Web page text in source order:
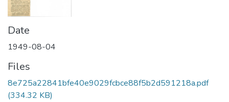
Date
1949-08-04
Files
8e725a22841bfe40e9029fcbce88f5b2d591218a.pdf
(334.32 KB)